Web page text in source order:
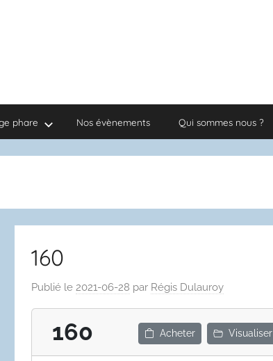
phare Nos évènements Qui sommes nous ?
160
Publié le2021-06-28 par Régis Dulauroy
160 Acheter Visualiser